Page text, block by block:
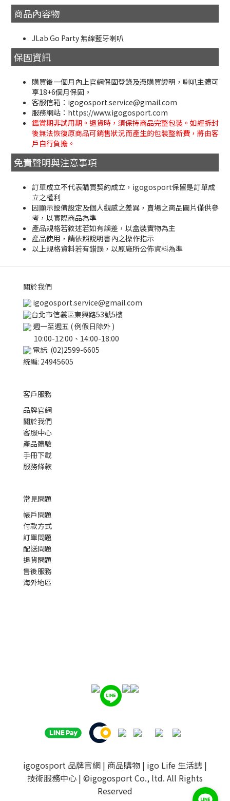
商品內容物
JLab Go Party 無線藍牙喇叭
保固資訊
購買後一個月內上官網保固登錄及憑購買證明，喇叭主體可
享18+6個月保固。
客服信箱：igogosport.service@gmail.com
服務網站：https://www.igogosport.com
鑑賞期非試用期。退貨時，須保持商品完整包裝。如經拆封
後無法恢復原商品可銷售狀況而產生的包裝整新費，將由客
戶自行負擔。
免責聲明與注意事項
訂單成立不代表購買契約成立，igogosport保留是訂單成
立之權利
因顯示設備設定及個人觀感之差異，賣場之商品圖片僅供參
考，以實際商品為準
產品規格若敘述若如有誤差，以盒裝實物為主
產品使用，請依照說明書內之操作指示
以上規格資料若有錯誤，以原廠所公佈資料為準
關於我們
igogosport.service@gmail.com
台北市信義區東興路53號5樓
週一至週五 ( 例假日除外 )
10:00-12:00、14:00-18:00
電話: (02)2599-6605
統編: 24945605
客戶服務
品牌官網
關於我們
客服中心
產品體驗
手冊下載
服務條款
常見問題
帳戶問題
付款方式
訂單問題
配送問題
退貨問題
售後服務
海外地區
igogosport 品牌官網 | 商品購物 | igo Life 生活誌 |
技術服務中心 | ©igogosport Co., ltd. All Rights
Reserved